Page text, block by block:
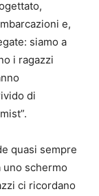
e,
siamo a
i ragazzi
di
quasi sempre
uno schermo
ci ricordano